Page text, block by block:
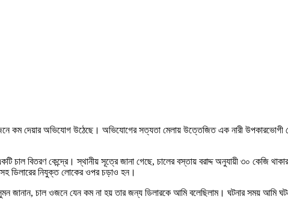
ওজনে কম দেয়ার অভিযোগ উঠেছে। অভিযোগের সত্যতা মেলায় উত্তেজিত এক নারী উপকারভোগী
চাল বিতরণ কেন্দ্রে। স্থানীয় সূত্রে জানা গেছে, চালের বস্তায় বরাদ্দ অনুযায়ী ৩০
ডিলারের নিযুক্ত লোকের ওপর চড়াও হন।
জানান, চাল ওজনে যেন কম না হয় তার জন্য ডিলারকে আমি বলেছিলাম। ঘটনার সময় আমি